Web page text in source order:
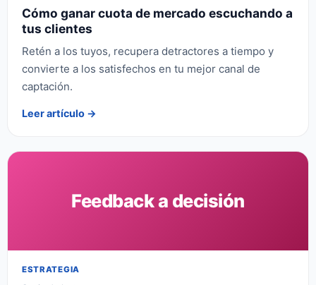
Cómo ganar cuota de mercado escuchando a
tus clientes
Retén a los tuyos, recupera detractores a tiempo y
convierte a los satisfechos en tu mejor canal de
captación.
Leer artículo →
Feedback a decisión
ESTRATEGIA